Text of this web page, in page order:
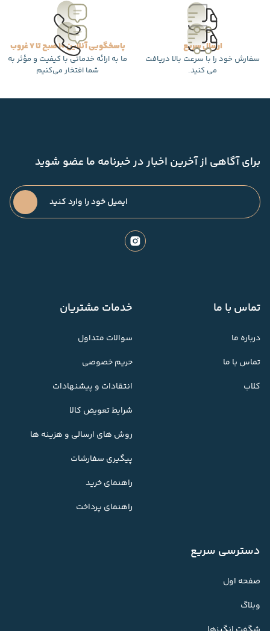
ارسال سریع
سفارش خود را با سرعت بالا دریافت
می کنید.
پاسخگویی آنلاین 10 صبح تا 7 غروب
ما به ارائه خدماتی با کیفیت و مؤثر به
شما افتخار می‌کنیم
برای آگاهی از آخرین اخبار در خبرنامه ما عضو شوید
تماس با ما
درباره ما
تماس با ما
کلاب
خدمات مشتریان
سوالات متداول
حریم خصوصی
انتقادات و پیشنهادات
شرایط تعویض کالا
روش های ارسالی و هزینه ها
پیگیری سفارشات
راهنمای خرید
راهنمای پرداخت
دسترسی سریع
صفحه اول
وبلاگ